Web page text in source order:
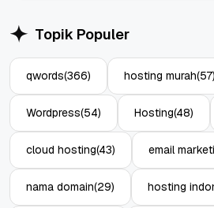
Topik Populer
qwords(366) hosting murah(57)
Wordpress(54) Hosting(48)
cloud hosting(43) email
nama domain(29) hosting